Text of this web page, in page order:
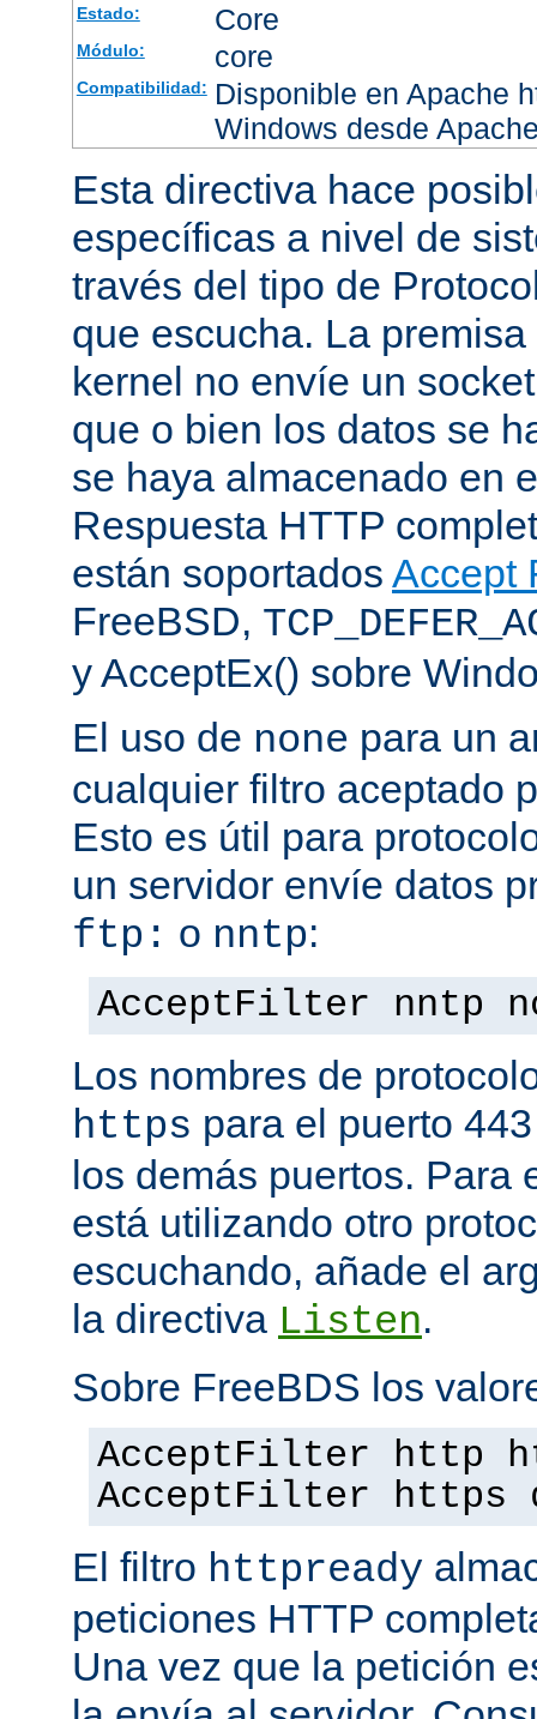
Estado: Core
Módulo: core
Compatibilidad: Disponible en Apache
Windows desde
Esta directiva hace
específicas a nivel de
través del tipo de
que escucha. La
kernel no envíe un
que o bien los datos se
se haya almacenado en
Respuesta HTTP
están soportados Accept
FreeBSD,
y AcceptEx() sobre
El uso de none para un
cualquier filtro aceptado
Esto es útil para
un servidor envíe datos
ftp: o nntp:
AcceptFilter nntp
Los nombres de
https para el puerto
los demás puertos. Para
está utilizando otro
escuchando, añade el
la directiva Listen.
Sobre FreeBDS los
AcceptFilter http
AcceptFilter https
El filtro httpready
peticiones HTTP
Una vez que la petición